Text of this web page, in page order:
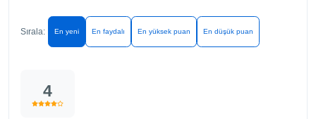
Sırala: En yeni En faydalı En yüksek puan En düşük puan
4